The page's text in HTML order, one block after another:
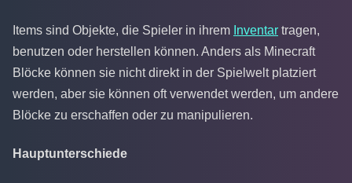
Items sind Objekte, die Spieler in ihrem Inventar tragen,
benutzen oder herstellen können. Anders als Minecraft
Blöcke können sie nicht direkt in der Spielwelt platziert
werden, aber sie können oft verwendet werden, um andere
Blöcke zu erschaffen oder zu manipulieren.
Hauptunterschiede